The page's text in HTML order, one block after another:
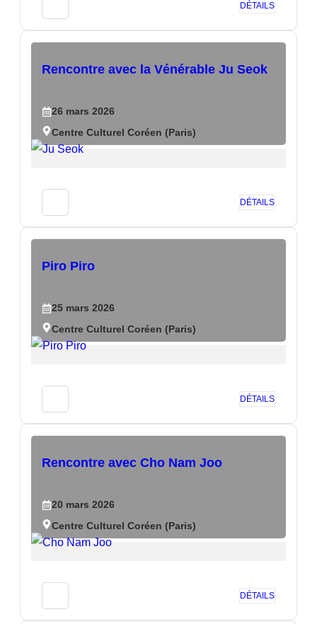
DÉTAILS
Rencontre avec la Vénérable Ju Seok
26 mars 2026
Centre Culturel Coréen (Paris)
DÉTAILS
Piro Piro
25 mars 2026
Centre Culturel Coréen (Paris)
DÉTAILS
Rencontre avec Cho Nam Joo
20 mars 2026
Centre Culturel Coréen (Paris)
DÉTAILS